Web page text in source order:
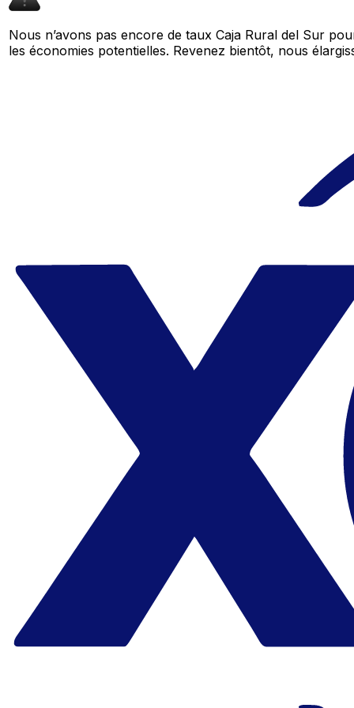
Nous n’avons pas encore de taux Caja Rural del Sur
les économies potentielles. Revenez bientôt, nous